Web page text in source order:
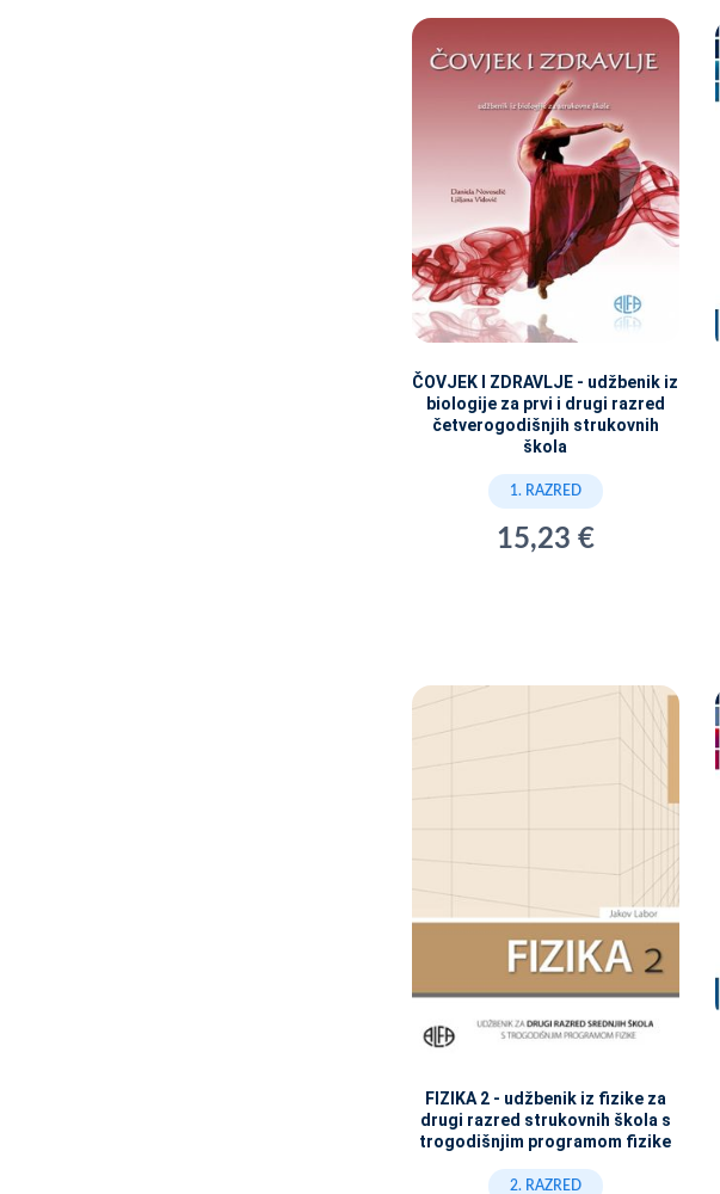
ČOVJEK I ZDRAVLJE - udžbenik iz
biologije za prvi i drugi razred
četverogodišnjih strukovnih
škola
1. RAZRED
15,23 €
FIZIKA 2 - udžbenik iz fizike za
drugi razred strukovnih škola s
trogodišnjim programom fizike
2. RAZRED